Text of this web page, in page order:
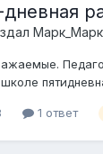
дневная
Марк_Марк
1 ответ